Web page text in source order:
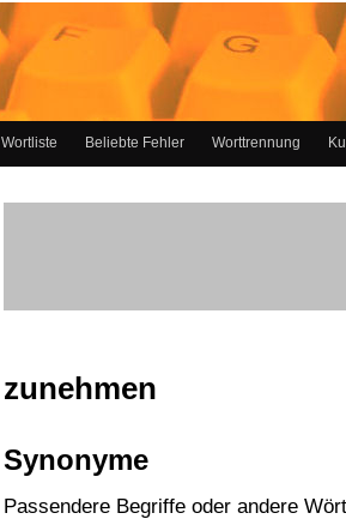
Wortliste Beliebte Fehler Worttrennung
zunehmen
Synonyme
Passendere Begriffe oder andere